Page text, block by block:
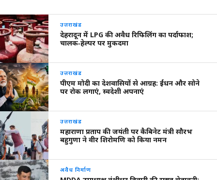
उत्तराखंड
देहरादून में LPG की अवैध रिफिलिंग का पर्दाफाश;
चालक‑हेल्पर पर मुकदमा
उत्तराखंड
पीएम मोदी का देशवासियों से आग्रह: ईंधन और सोने
पर रोक लगाएं, स्वदेशी अपनाएं
उत्तराखंड
महाराणा प्रताप की जयंती पर कैबिनेट मंत्री सौरभ
बहुगुणा ने वीर शिरोमणि को किया नमन
अवैध निर्माण